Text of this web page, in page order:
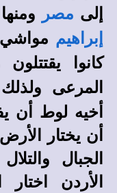
إلى مصر
إبراهيم
كانوا
المرعى
أخيه لوط أن
أن يختار
الجبال
الأردن